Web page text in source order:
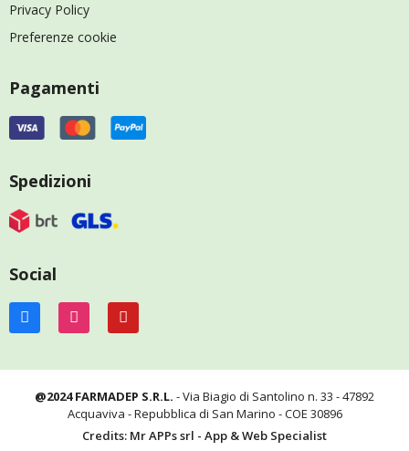
Privacy Policy
Preferenze cookie
Pagamenti
Spedizioni
Social
@2024 FARMADEP S.R.L. - Via Biagio di Santolino n. 33 - 47892
Acquaviva - Repubblica di San Marino - COE 30896
Credits: Mr APPs srl - App & Web Specialist